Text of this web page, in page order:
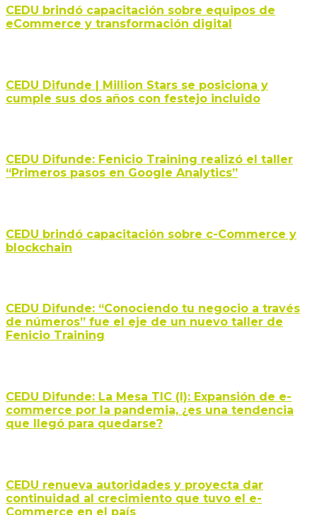
CEDU brindó capacitación sobre equipos de
eCommerce y transformación digital
CEDU Difunde | Million Stars se posiciona y
cumple sus dos años con festejo incluido
CEDU Difunde: Fenicio Training realizó el taller
“Primeros pasos en Google Analytics”
CEDU brindó capacitación sobre c-Commerce y
blockchain
CEDU Difunde: “Conociendo tu negocio a través
de números” fue el eje de un nuevo taller de
Fenicio Training
CEDU Difunde: La Mesa TIC (I): Expansión de e-
commerce por la pandemia, ¿es una tendencia
que llegó para quedarse?
CEDU renueva autoridades y proyecta dar
continuidad al crecimiento que tuvo el e-
Commerce en el país